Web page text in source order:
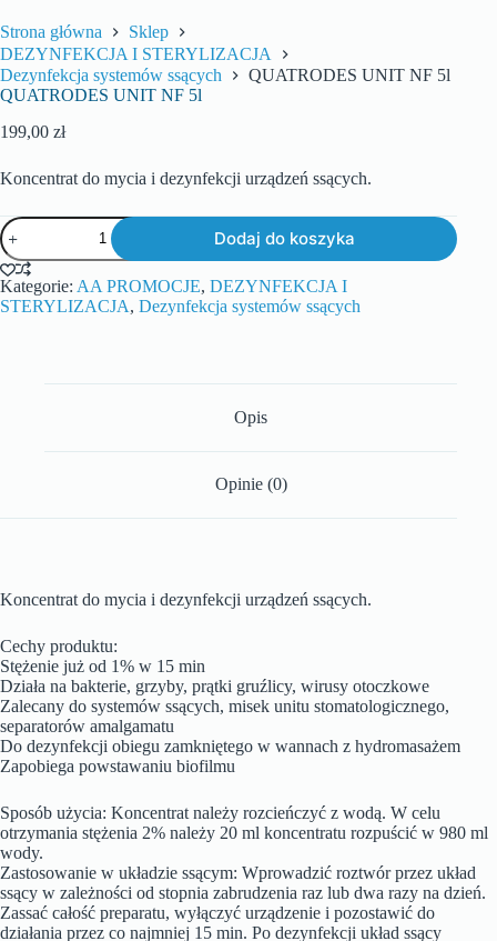
Strona główna
Sklep
DEZYNFEKCJA I STERYLIZACJA
Dezynfekcja systemów ssących
QUATRODES UNIT NF 5l
QUATRODES UNIT NF 5l
199,00 zł
Koncentrat do mycia i dezynfekcji urządzeń ssących.
Dodaj do koszyka
Kategorie: AA PROMOCJE, DEZYNFEKCJA I
STERYLIZACJA, Dezynfekcja systemów ssących
Opis
Opinie (0)
Koncentrat do mycia i dezynfekcji urządzeń ssących.
Cechy produktu:
Stężenie już od 1% w 15 min
Działa na bakterie, grzyby, prątki gruźlicy, wirusy otoczkowe
Zalecany do systemów ssących, misek unitu stomatologicznego,
separatorów amalgamatu
Do dezynfekcji obiegu zamkniętego w wannach z hydromasażem
Zapobiega powstawaniu biofilmu
Sposób użycia: Koncentrat należy rozcieńczyć z wodą. W celu
otrzymania stężenia 2% należy 20 ml koncentratu rozpuścić w 980 ml
wody.
Zastosowanie w układzie ssącym: Wprowadzić roztwór przez układ
ssący w zależności od stopnia zabrudzenia raz lub dwa razy na dzień.
Zassać całość preparatu, wyłączyć urządzenie i pozostawić do
działania przez co najmniej 15 min. Po dezynfekcji układ ssący